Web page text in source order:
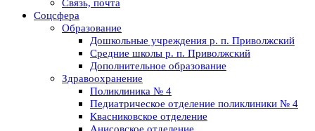
Связь, почта
Соцсфера
Образование
Дошкольные учреждения р. п. Приволжский
Средние школы р. п. Приволжский
Дополнительное образование
Здравоохранение
Поликлиника № 4
Педиатрическое отделение поликлиники № 4
Квасниковское отделение